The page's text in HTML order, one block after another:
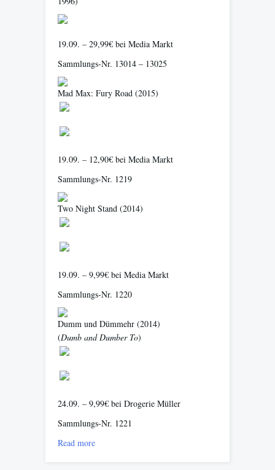
19.09. – 29,99€ bei Media Markt
Sammlungs-Nr. 13014 – 13025
Mad Max: Fury Road (2015)
19.09. – 12,90€ bei Media Markt
Sammlungs-Nr. 1219
Two Night Stand (2014)
19.09. – 9,99€ bei Media Markt
Sammlungs-Nr. 1220
Dumm und Dümmehr (2014)
(Dumb and Dumber To)
24.09. – 9,99€ bei Drogerie Müller
Sammlungs-Nr. 1221
Read more